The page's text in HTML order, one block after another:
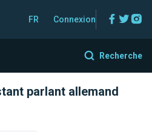
FR Connexion
Recherche
parlant allemand